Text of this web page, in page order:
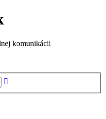
komunikácii